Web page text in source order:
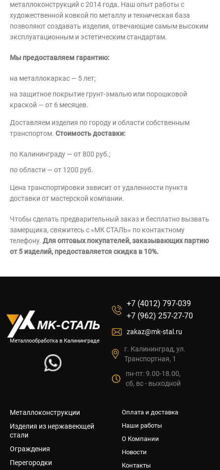
металлоконструкций с 2014 года. Наш опыт работы с
художественной ковкой по металлу и техническая база
позволяют создавать изделия, отвечающие самым высоким
эксплуатационным и эстетическим стандартам.
Мы предоставляем гарантию:
на металлокаркас — 5 лет;
на защитное покрытие грунт-эмалью или порошковой
краской — от 6 месяцев.
Доставляем изделия по городу и области собственным
транспортом. Стоимость доставки:
по Калининграду — от 800 руб.;
по области — от 1200 руб.
Цена транспортировки зависит от удаленности пункта
доставки от мастерской компании.
Чтобы сделать предварительный заказ и бесплатно вызвать
замерщика, свяжитесь с «МК СТАЛЬ» по контактному
телефону. Для оптовых покупателей, заказывающих партию
от 5 изделий, предоставляется скидка в 10%.
Металлообработка в Калининграде
Металлоконструкции
Изделия из нержавеющей
стали
Ограждения
Перегородки
Оплата и доставка
Наши работы
О Компании
Новости
Контакты
+7 (4012) 797-039
+7 (962) 257-27-70
zakaz@mk-stal.ru
г. Калининград, ул.
Транспортная, 1
пн-пт: 9.00-18.00,
сб, вс - выходной